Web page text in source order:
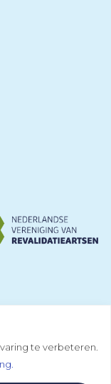
te verbeteren.